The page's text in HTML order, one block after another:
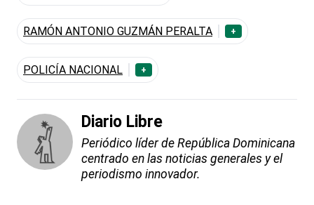
RAMÓN ANTONIO GUZMÁN PERALTA +
POLICÍA NACIONAL +
Diario Libre
Periódico líder de República Dominicana
centrado en las noticias generales y el
periodismo innovador.